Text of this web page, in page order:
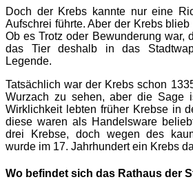
Doch der Krebs kannte nur eine
Aufschrei führte. Aber der Krebs
Ob es Trotz oder Bewunderung war,
das Tier deshalb in das
Legende.
Tatsächlich war der Krebs schon
Wurzach zu sehen, aber die Sage
Wirklichkeit lebten früher Krebse in
diese waren als Handelsware
drei Krebse, doch wegen des
wurde im 17. Jahrhundert ein Krebs
Wo befindet sich das Rathaus der